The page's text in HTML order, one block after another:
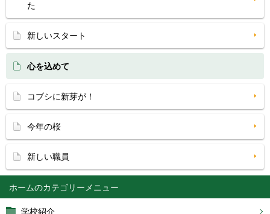
ホーム
学校紹介
た
新しいスタート
心を込めて
コブシに新芽が！
今年の桜
新しい職員